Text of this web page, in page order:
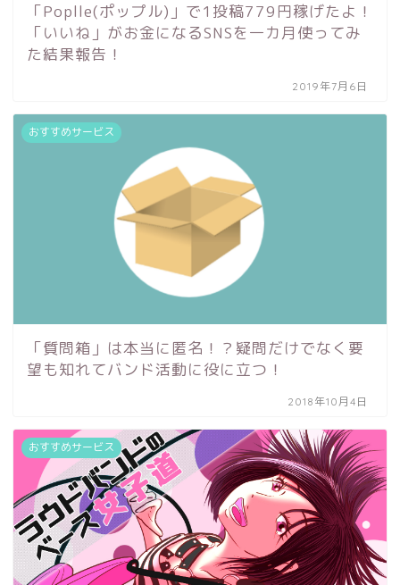
「Poplle(ポップル)」で1投稿779円稼げたよ！
「いいね」がお金になるSNSを一カ月使ってみ
た結果報告！
2019年7月6日
おすすめサービス
「質問箱」は本当に匿名！？疑問だけでなく要
望も知れてバンド活動に役に立つ！
2018年10月4日
おすすめサービス